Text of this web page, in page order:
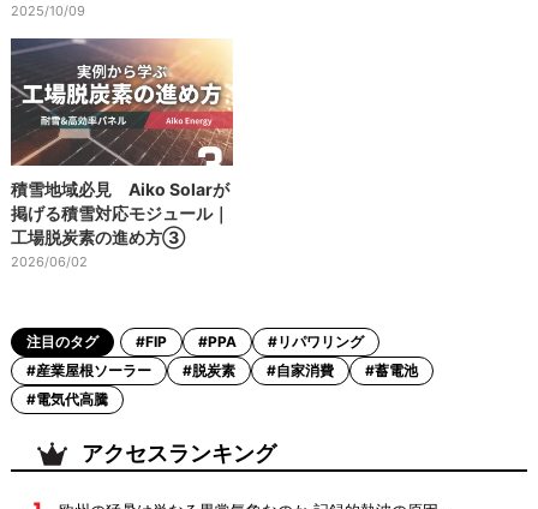
2025/10/09
積雪地域必見 Aiko Solarが
掲げる積雪対応モジュール｜
工場脱炭素の進め方③
2026/06/02
注目のタグ #FIP #PPA
#リパワリング
#産業屋根ソーラー
#脱炭素 #自家消費
#蓄電池
#電気代高騰
アクセスランキング